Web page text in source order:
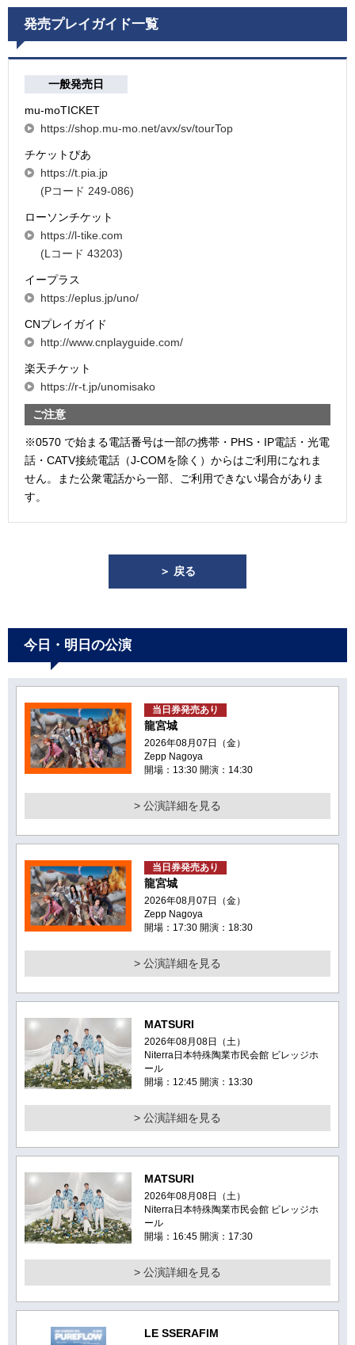
発売プレイガイド一覧
一般発売日
mu-moTICKET
https://shop.mu-mo.net/avx/sv/tourTop
チケットぴあ
https://t.pia.jp
(Pコード 249-086)
ローソンチケット
https://l-tike.com
(Lコード 43203)
イープラス
https://eplus.jp/uno/
CNプレイガイド
http://www.cnplayguide.com/
楽天チケット
https://r-t.jp/unomisako
ご注意
※0570 で始まる電話番号は一部の携帯・PHS・IP電話・光電
話・CATV接続電話（J-COMを除く）からはご利用になれま
せん。また公衆電話から一部、ご利用できない場合がありま
す。
＞ 戻る
今日・明日の公演
当日券発売あり
龍宮城
2026年08月07日（金）
Zepp Nagoya
開場：13:30 開演：14:30
> 公演詳細を見る
当日券発売あり
龍宮城
2026年08月07日（金）
Zepp Nagoya
開場：17:30 開演：18:30
> 公演詳細を見る
MATSURI
2026年08月08日（土）
Niterra日本特殊陶業市民会館 ビレッジホ
ール
開場：12:45 開演：13:30
> 公演詳細を見る
MATSURI
2026年08月08日（土）
Niterra日本特殊陶業市民会館 ビレッジホ
ール
開場：16:45 開演：17:30
> 公演詳細を見る
LE SSERAFIM